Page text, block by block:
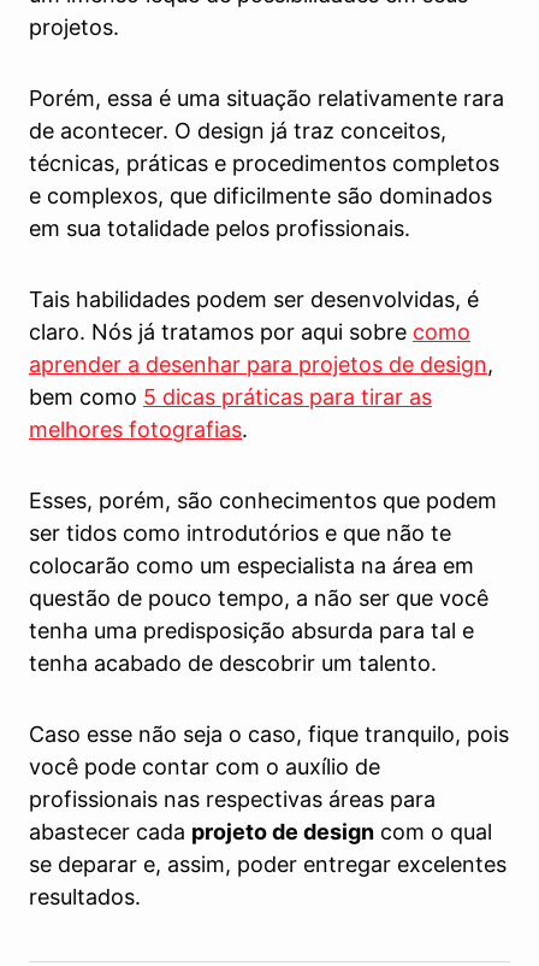
projetos.
Porém, essa é uma situação relativamente rara
de acontecer. O design já traz conceitos,
técnicas, práticas e procedimentos completos
e complexos, que dificilmente são dominados
em sua totalidade pelos profissionais.
Tais habilidades podem ser desenvolvidas, é
claro. Nós já tratamos por aqui sobre como
aprender a desenhar para projetos de design,
bem como 5 dicas práticas para tirar as
melhores fotografias.
Esses, porém, são conhecimentos que podem
ser tidos como introdutórios e que não te
colocarão como um especialista na área em
questão de pouco tempo, a não ser que você
tenha uma predisposição absurda para tal e
tenha acabado de descobrir um talento.
Caso esse não seja o caso, fique tranquilo, pois
você pode contar com o auxílio de
profissionais nas respectivas áreas para
abastecer cada projeto de design com o qual
se deparar e, assim, poder entregar excelentes
resultados.